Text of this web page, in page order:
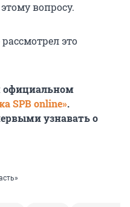
вопросу.
это
официальном
SPB online».
узнавать о